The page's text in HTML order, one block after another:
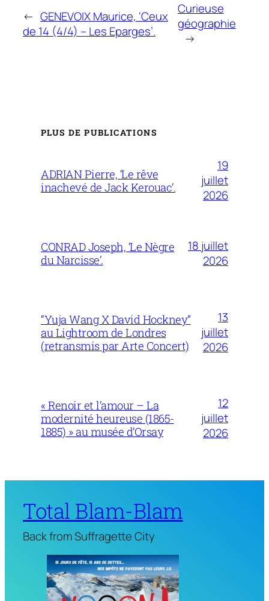
← GENEVOIX Maurice, ‘Ceux
de 14 (4/4) – Les Eparges’.
Curieuse
géographie
→
PLUS DE PUBLICATIONS
ADRIAN Pierre, ‘Le rêve
inachevé de Jack Kerouac’.
19
juillet
2026
CONRAD Joseph, ‘Le Nègre
du Narcisse’.
18 juillet
2026
“Yuja Wang X David Hockney”
au Lightroom de Londres
(retransmis par Arte Concert)
13
juillet
2026
« Renoir et l’amour – La
modernité heureuse (1865-
1885) » au musée d’Orsay
12
juillet
2026
Total Blam-Blam
Back from Suffragette City